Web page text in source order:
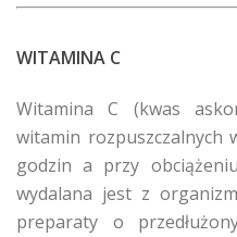
WITAMINA C
Witamina C (kwas
witamin rozpuszczalnych
godzin a przy
wydalana jest z
preparaty o